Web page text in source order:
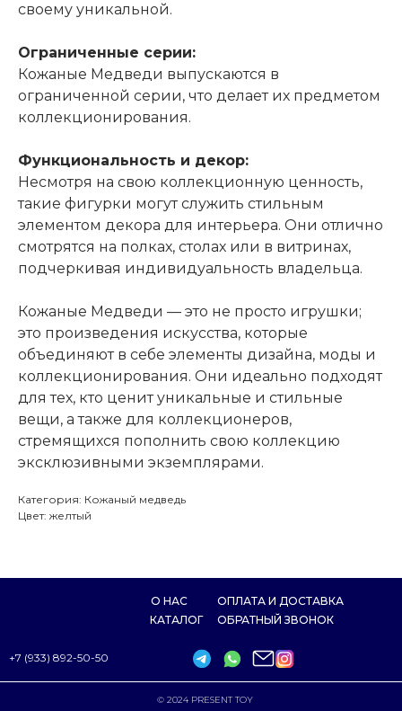
своему уникальной.
Ограниченные серии:
Кожаные Медведи выпускаются в
ограниченной серии, что делает их предметом
коллекционирования.
Функциональность и декор:
Несмотря на свою коллекционную ценность,
такие фигурки могут служить стильным
элементом декора для интерьера. Они отлично
смотрятся на полках, столах или в витринах,
подчеркивая индивидуальность владельца.
Кожаные Медведи — это не просто игрушки;
это произведения искусства, которые
объединяют в себе элементы дизайна, моды и
коллекционирования. Они идеально подходят
для тех, кто ценит уникальные и стильные
вещи, а также для коллекционеров,
стремящихся пополнить свою коллекцию
эксклюзивными экземплярами.
Категория: Кожаный медведь
Цвет: желтый
ОБРАТНЫЙ ЗВОНОК
ОПЛАТА И ДОСТАВКА
КАТАЛОГ
О НАС
+7 (933) 892-50-50
©️ 2024 PRESENT TOY